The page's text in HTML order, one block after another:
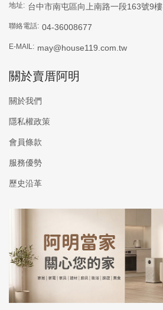
地址: 台中市南屯區向上南路一段163號9樓
聯絡電話: 04-36008677
E-MAIL: may@house119.com.tw
關於賣厝阿明
關於我們
隱私權政策
會員條款
服務優勢
歷史沿革